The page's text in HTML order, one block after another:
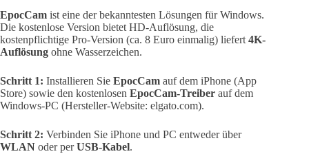
EpocCam ist eine der bekanntesten Lösungen für Windows.
Die kostenlose Version bietet HD-Auflösung, die
kostenpflichtige Pro-Version (ca. 8 Euro einmalig) liefert 4K-
Auflösung ohne Wasserzeichen.
Schritt 1: Installieren Sie EpocCam auf dem iPhone (App
Store) sowie den kostenlosen EpocCam-Treiber auf dem
Windows-PC (Hersteller-Website: elgato.com).
Schritt 2: Verbinden Sie iPhone und PC entweder über
WLAN oder perUSB-Kabel.